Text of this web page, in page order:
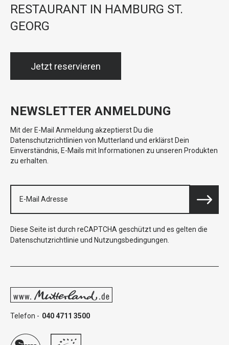
RESTAURANT IN HAMBURG ST.
GEORG
Jetzt reservieren
NEWSLETTER ANMELDUNG
Mit der E-Mail Anmeldung akzeptierst Du die
Datenschutzrichtlinien von Mutterland und erklärst Dein
Einverständnis, E-Mails mit Informationen zu unseren Produkten
zu erhalten.
Diese Seite ist durch reCAPTCHA geschützt und es gelten die
Datenschutzrichtlinie und Nutzungsbedingungen
Telefon - 040 4711 3500